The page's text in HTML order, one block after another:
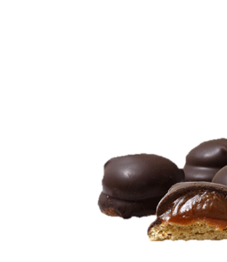
Receso de verano
Retirando en Roca Negra